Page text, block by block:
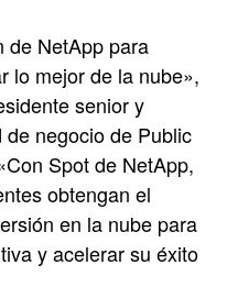
de NetApp para
lo mejor de la nube»,
senior y
negocio de Public
Spot de NetApp,
obtengan el
en la nube para
y acelerar su éxito